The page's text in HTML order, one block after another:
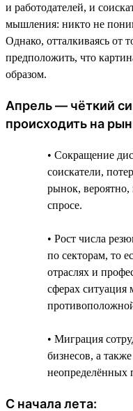
и работодателей, и
мышления: никто не
Однако, отталкиваясь от
предположить, что
образом.
Апрель — чёткий
происходить на
• Сокращение
соискатели,
рынок, вероятно,
спросе.
• Рост числа
по секторам, то
отраслях и
сферах ситуация
• Миграция
бизнесов, а
неопределённых
С начала лета: